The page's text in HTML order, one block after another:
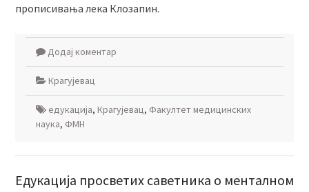
прописивања лека Клозапин.
Додај коментар
Крагујевац
едукација, Крагујевац, Факултет медицинских
наука, ФМН
Едукација просветих саветника о менталном